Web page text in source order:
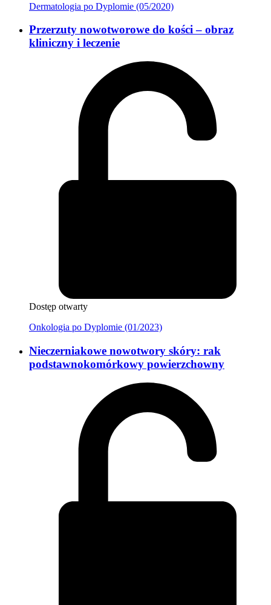
Dermatologia po Dyplomie (05/2020)
Przerzuty nowotworowe do kości – obraz
kliniczny i leczenie
Dostęp otwarty
Onkologia po Dyplomie (01/2023)
Nieczerniakowe nowotwory skóry: rak
podstawnokomórkowy powierzchowny